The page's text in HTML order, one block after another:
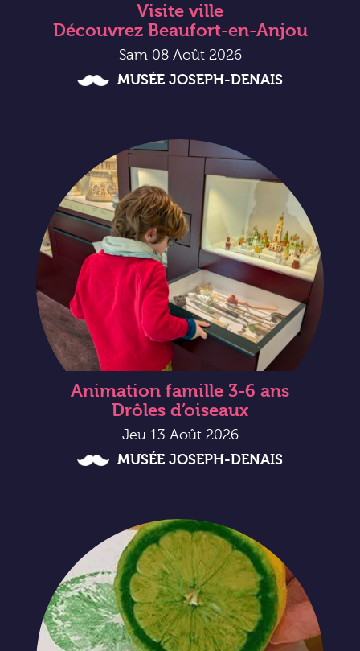
Visite ville
Découvrez Beaufort-en-Anjou
Sam 08 Août 2026
MUSÉE JOSEPH-DENAIS
Animation famille 3-6 ans
Drôles d’oiseaux
Jeu 13 Août 2026
MUSÉE JOSEPH-DENAIS